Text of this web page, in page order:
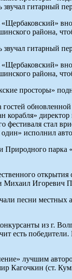
гитарный
района,
гитарный
района,
гостей
корабля»
стал
один» исполнил
парка
Игоревич
песни
из г.
есть
лучшим
Кагочкин (ст.